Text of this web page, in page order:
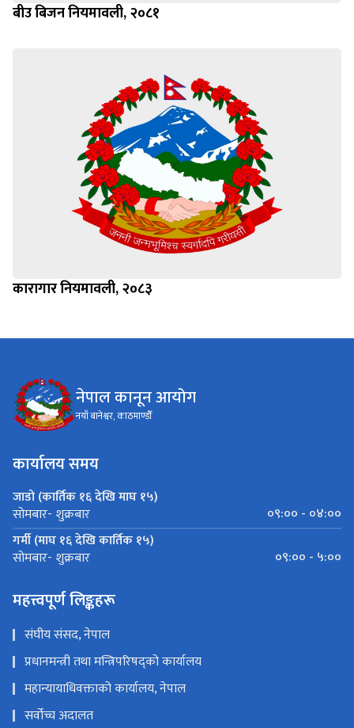
बीउ बिजन नियमावली, २०८१
कारागार नियमावली, २०८३
नेपाल कानून आयोग
नयाँ बानेश्वर, काठमाण्डौँ
कार्यालय समय
जाडो (कार्तिक १६ देखि माघ १५)
सोमबार- शुक्रबार
०९:०० - ०४:००
गर्मी (माघ १६ देखि कार्तिक १५)
सोमबार- शुक्रबार ०९:०० - ५:००
महत्त्वपूर्ण लिङ्कहरू
संघीय संसद, नेपाल
प्रधानमन्त्री तथा मन्त्रिपरिषद्को कार्यालय
महान्यायाधिवक्ताको कार्यालय, नेपाल
सर्वोच्च अदालत